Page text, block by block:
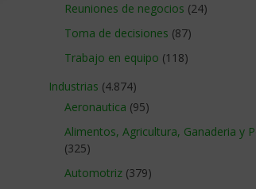
Reuniones de negocios (24)
Toma de decisiones (87)
Trabajo en equipo (118)
Industrias (4.874)
Aeronautica (95)
Alimentos, Agricultura, Ganaderia y
(325)
Automotriz (379)